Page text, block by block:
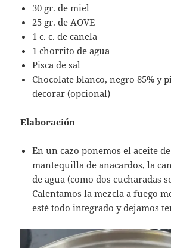
30 gr. de miel
25 gr. de AOVE
1 c. c. de canela
1 chorrito de agua
Pisca de sal
Chocolate blanco, negro 85% y
decorar (opcional)
Elaboración
En un cazo ponemos el aceite
mantequilla de anacardos, la
de agua (como dos cucharadas
Calentamos la mezcla a fuego
esté todo integrado y dejamos